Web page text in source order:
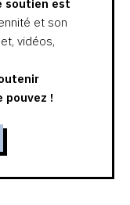
soutien est
et son
vidéos,
pouvez !